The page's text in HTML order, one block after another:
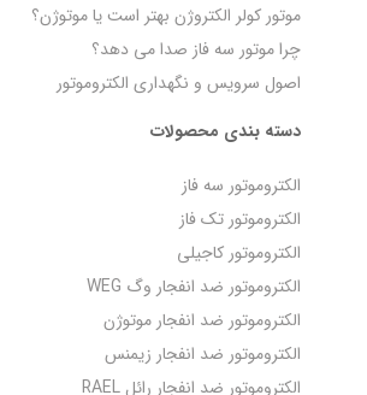
موتور کولر الکتروژن بهتر است یا موتوژن؟
چرا موتور سه فاز صدا می‌ دهد؟
اصول سرویس و نگهداری الکتروموتور
دسته بندی محصولات
الکتروموتور سه فاز
الکتروموتور تک فاز
الکتروموتور کاجیلی
الکتروموتور ضد انفجار وگ WEG
الکتروموتور ضد انفجار موتوژن
الکتروموتور ضد انفجار زیمنس
الکتروموتور ضد انفجار رائل RAEL